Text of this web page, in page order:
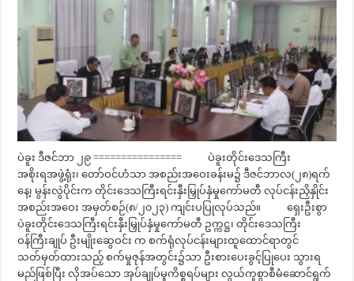
ပဲခူး ဒီဇင်ဘာ ၂၉ ================ ပဲခူးတိုင်းဒေသကြီး
အစိုးရအဖွဲ့ရုံး၊ တော်ဝင်ဟံသာ အစည်းအဝေးခန်းမ၌ ဒီဇင်ဘာလ(၂၈)ရက်
နေ့၊ မွန်းလွဲပိုင်းက တိုင်းဒေသကြီးရင်းနှီးမြှုပ်နှံမှုကော်မတီ လုပ်ငန်းညှိနှိုင်း
အစည်းအဝေး အမှတ်စဉ်(၈/၂၀၂၃) ကျင်းပပြုလုပ်သည်။ ရှေးဦးစွာ
ပဲခူးတိုင်းဒေသကြီးရင်းနှီးမြှုပ်နှံမှုကော်မတီ ဥက္ကဋ္ဌ၊ တိုင်းဒေသကြီး
ဝန်ကြီးချုပ် ဦးမျိုးဆွေဝင်း က စက်ရုံလုပ်ငန်းများထူထောင်ရာတွင်
သတ်မှတ်ထားသည့် စက်မှုဇုန်အတွင်း၌သာ ဦးစားပေးခွင့်ပြုပေး သွားရ
မည်ဖြစ်ပြီး လိုအပ်သော အုပ်ချုပ်မှုကိစ္စရပ်များ လွယ်ကူစွာစီမံဆောင်ရွက်